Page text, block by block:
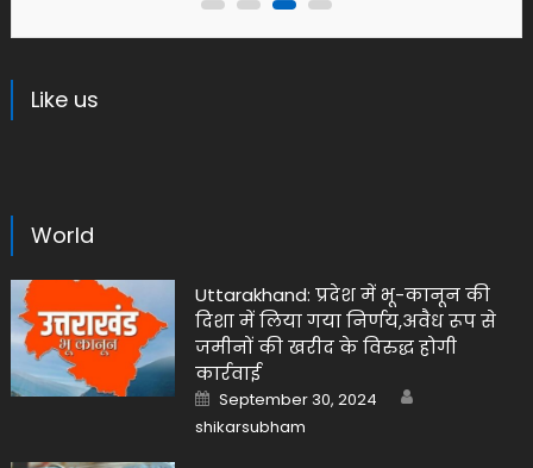
Like us
World
Uttarakhand: प्रदेश में भू-कानून की
दिशा में लिया गया निर्णय,अवैध रूप से
जमीनों की खरीद के विरुद्ध होगी
कार्रवाई
Posted
on
September 30, 2024
shikarsubham